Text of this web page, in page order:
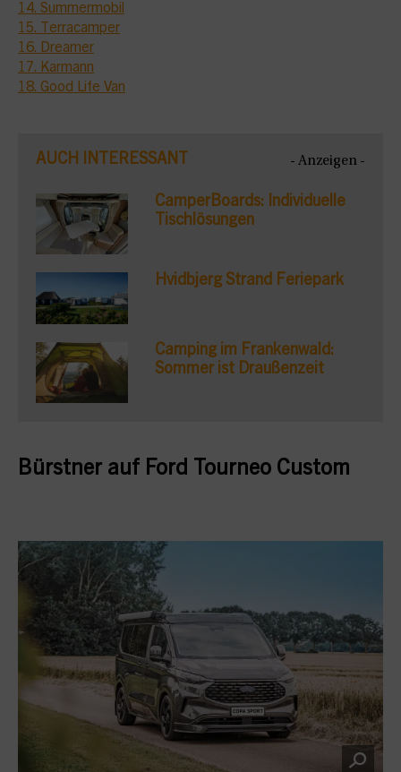
14. Summermobil
15. Terracamper
16. Dreamer
17. Karmann
18. Good Life Van
AUCH INTERESSANT - Anzeigen -
CamperBoards: Individuelle
Tischlösungen
Hvidbjerg Strand Feriepark
Camping im Frankenwald:
Sommer ist Draußenzeit
Bürstner auf Ford Tourneo Custom